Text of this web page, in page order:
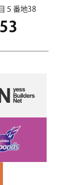
５番地38